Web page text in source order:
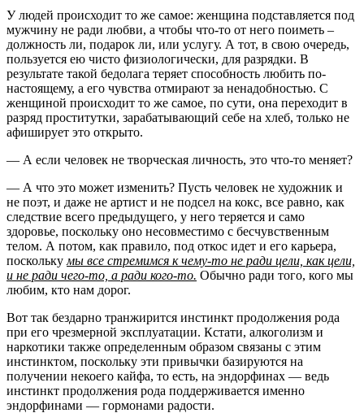
У людей происходит то же самое: женщина подставляется под
мужчину не ради любви, а чтобы что-то от него поиметь –
должность ли, подарок ли, или услугу. А тот, в свою очередь,
пользуется ею чисто физиологически, для разрядки. В
результате такой бедолага теряет способность любить по-
настоящему, а его чувства отмирают за ненадобностью. С
женщиной происходит то же самое, по сути, она переходит в
разряд проститутки, зарабатывающий себе на хлеб, только не
афиширует это открыто.
— А если человек не творческая личность, это что-то меняет?
— А что это может изменить? Пусть человек не художник и
не поэт, и даже не артист и не подсел на кокс, все равно, как
следствие всего предыдущего, у него теряется и само
здоровье, поскольку оно несовместимо с бесчувственным
телом. А потом, как правило, под откос идет и его карьера,
поскольку мы все стремимся к чему-то не ради цели, как цели,
и не ради чего-то, а ради кого-то. Обычно ради того, кого мы
любим, кто нам дорог.
Вот так бездарно транжирится инстинкт продолжения рода
при его чрезмерной эксплуатации. Кстати, алкоголизм и
наркотики также определенным образом связаны с этим
инстинктом, поскольку эти привычки базируются на
получении некоего кайфа, то есть, на эндорфинах — ведь
инстинкт продолжения рода поддерживается именно
эндорфинами — гормонами радости.